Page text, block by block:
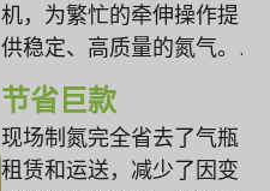
机，为繁忙的牵伸操作提
供稳定、高质量的氮气。.
节省巨款
现场制氮完全省去了气瓶
租赁和运送，减少了因变